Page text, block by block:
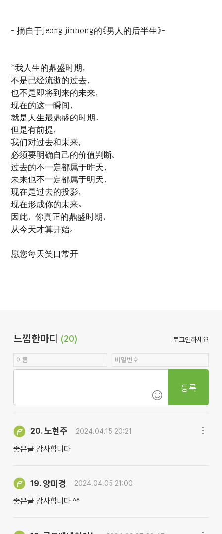
- 摘自于Jeong jinhong的《男人的后半生》-
*我人生的鼎盛时期，
不是已经流逝的过去，
也不是即将到来的未来，
现在的这一瞬间，
就是人生最鼎盛的时期。
但是有前提，
我们对过去和未来，
必须要明确自己的价值判断。
过去的不一定都属于昨天，
未来也不一定都属于明天，
现在是过去的投影，
现在形成你的未来。
因此，你真正的鼎盛时期，
从今天才算开始。
愿您每天笑口常开
느낌한마디 (20) 로그인하세요
등록
20.노현주 2024.04.15 20:21
좋은글 감사합니다
19.양미경 2024.04.05 21:00
좋은글 감사합니다 ^^